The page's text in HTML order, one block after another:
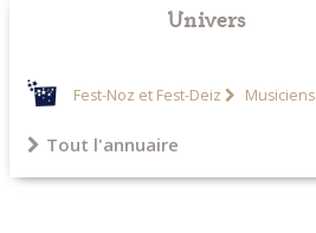
Univers
Fest-Noz et Fest-Deiz Musiciens
Tout l'annuaire